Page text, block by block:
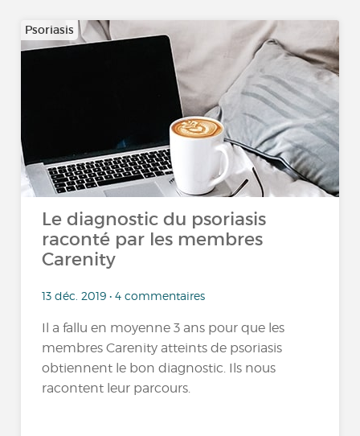
Psoriasis
Le diagnostic du psoriasis
raconté par les membres
Carenity
13 déc. 2019 • 4 commentaires
Il a fallu en moyenne 3 ans pour que les
membres Carenity atteints de psoriasis
obtiennent le bon diagnostic. Ils nous
racontent leur parcours.